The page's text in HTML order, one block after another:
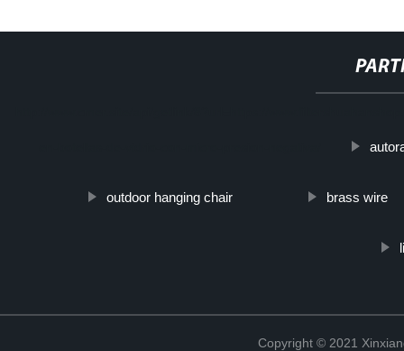
outdoor hanging chair brass wire
Copyright © 2021